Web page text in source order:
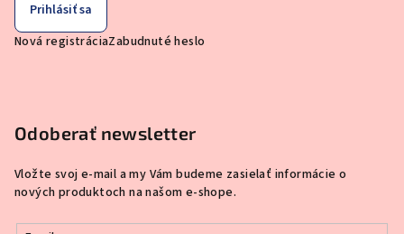
Prihlásiť sa
Nová registráciaZabudnuté heslo
Odoberať newsletter
Vložte svoj e-mail a my Vám budeme zasielať informácie o
nových produktoch na našom e-shope.